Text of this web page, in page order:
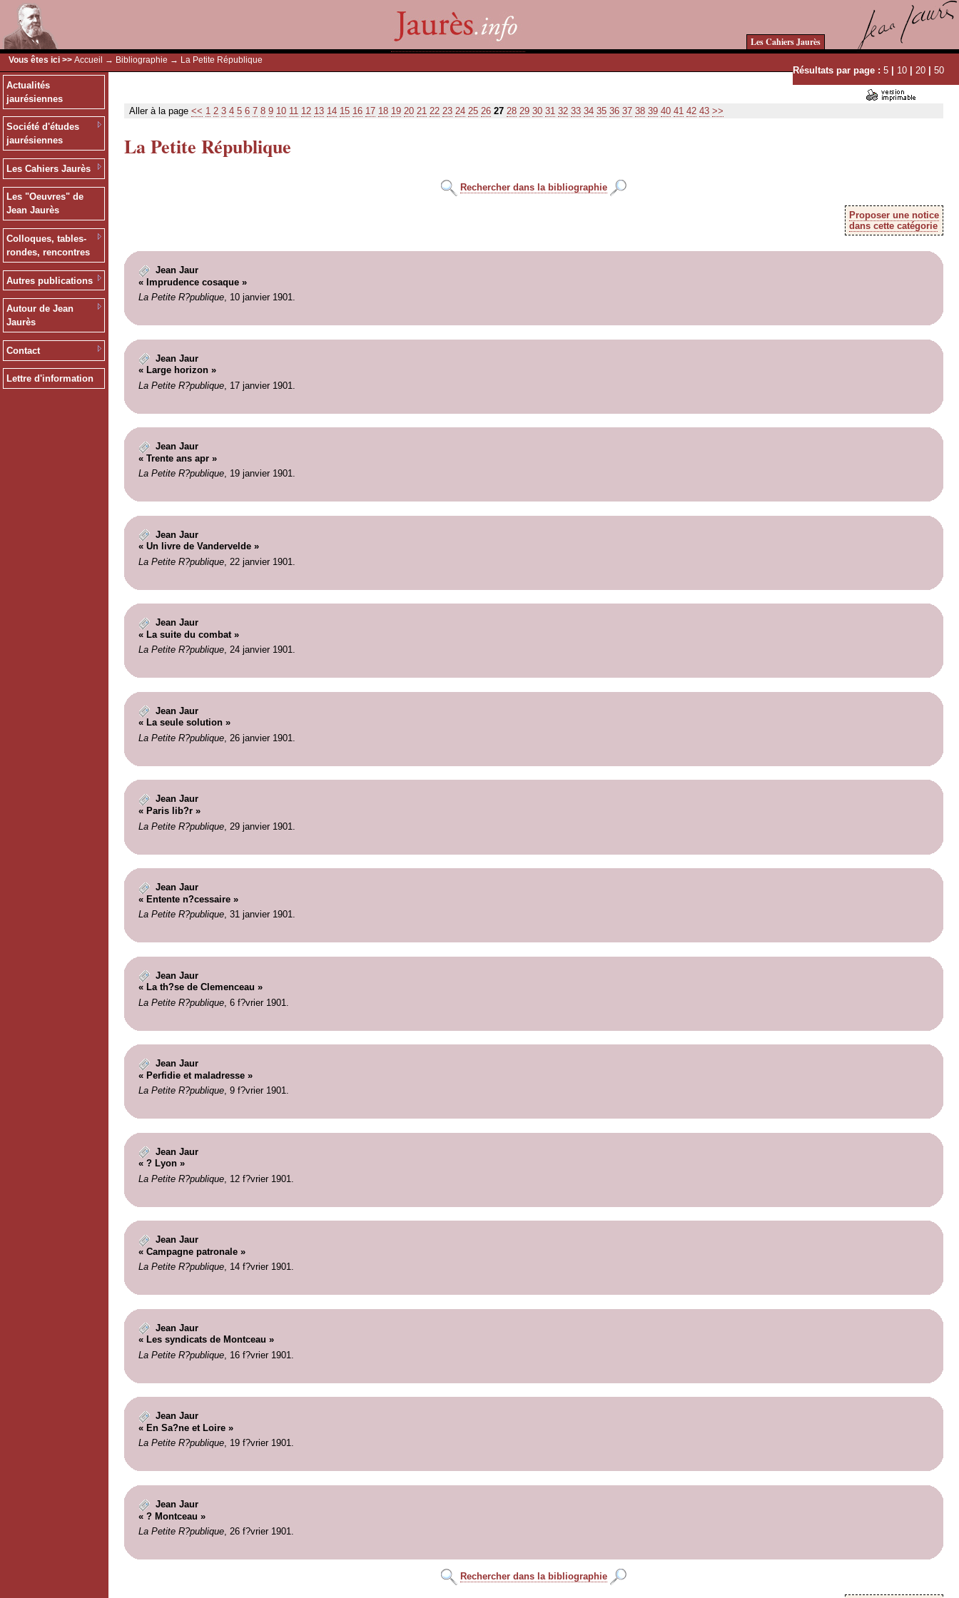
Les Cahiers Jaurès
Vous êtes ici >> Accueil → Bibliographie → La Petite République
Résultats par page : 5 | 10 | 20 | 50
Actualités
jaurésiennes
Société d'études
jaurésiennes
Les Cahiers Jaurès
Les "Oeuvres" de
Jean Jaurès
Colloques, tables-
rondes, rencontres
Autres publications
Autour de Jean
Jaurès
Contact
Lettre d'information
Aller à la page << 1 2 3 4 5 6 7 8 9 10 11 12 13 14 15 16 17 18 19 20 21 22 23 24 25 26 27 28 29 30 31 32 33 34 35 36 37 38 39 40 41 42 43 >>
La Petite République
Rechercher dans la bibliographie
Proposer une notice
dans cette catégorie
Jean Jaur
« Imprudence cosaque »
La Petite R?publique, 10 janvier 1901.
Jean Jaur
« Large horizon »
La Petite R?publique, 17 janvier 1901.
Jean Jaur
« Trente ans apr »
La Petite R?publique, 19 janvier 1901.
Jean Jaur
« Un livre de Vandervelde »
La Petite R?publique, 22 janvier 1901.
Jean Jaur
« La suite du combat »
La Petite R?publique, 24 janvier 1901.
Jean Jaur
« La seule solution »
La Petite R?publique, 26 janvier 1901.
Jean Jaur
« Paris lib?r »
La Petite R?publique, 29 janvier 1901.
Jean Jaur
« Entente n?cessaire »
La Petite R?publique, 31 janvier 1901.
Jean Jaur
« La th?se de Clemenceau »
La Petite R?publique, 6 f?vrier 1901.
Jean Jaur
« Perfidie et maladresse »
La Petite R?publique, 9 f?vrier 1901.
Jean Jaur
« ? Lyon »
La Petite R?publique, 12 f?vrier 1901.
Jean Jaur
« Campagne patronale »
La Petite R?publique, 14 f?vrier 1901.
Jean Jaur
« Les syndicats de Montceau »
La Petite R?publique, 16 f?vrier 1901.
Jean Jaur
« En Sa?ne et Loire »
La Petite R?publique, 19 f?vrier 1901.
Jean Jaur
« ? Montceau »
La Petite R?publique, 26 f?vrier 1901.
Rechercher dans la bibliographie